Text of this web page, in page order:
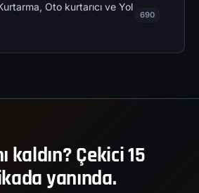
Oto kurtarıcı ve Yol
690
kaldın? Çekici 15
yanında.